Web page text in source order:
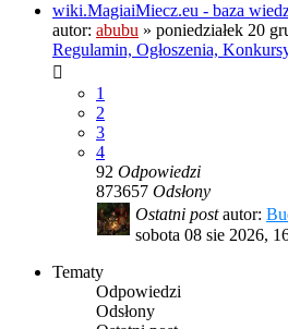
wiki.MagiaiMiecz.eu - baza
autor: abubu » poniedziałek 20
Regulamin, Ogłoszenia,
1
2
3
4
92 Odpowiedzi
873657 Odsłony
Ostatni postautor:
sobota 08 sie 2026,
Tematy
Odpowiedzi
Odsłony